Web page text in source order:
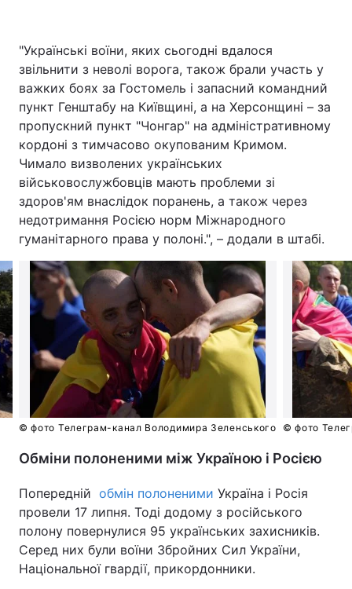
"Українські воїни, яких сьогодні вдалося
звільнити з неволі ворога, також брали участь у
важких боях за Гостомель і запасний командний
пункт Генштабу на Київщині, а на Херсонщині – за
пропускний пункт "Чонгар" на адміністративному
кордоні з тимчасово окупованим Кримом.
Чимало визволених українських
військовослужбовців мають проблеми зі
здоров'ям внаслідок поранень, а також через
недотримання Росією норм Міжнародного
гуманітарного права у полоні.", – додали в штабі.
© фото Телеграм-канал Володимира Зеленського © фото
Обміни полоненими між Україною і Росією
Попередній обмін полоненими Україна і Росія
провели 17 липня. Тоді додому з російського
полону повернулися 95 українських захисників.
Серед них були воїни Збройних Сил України,
Національної гвардії, прикордонники.